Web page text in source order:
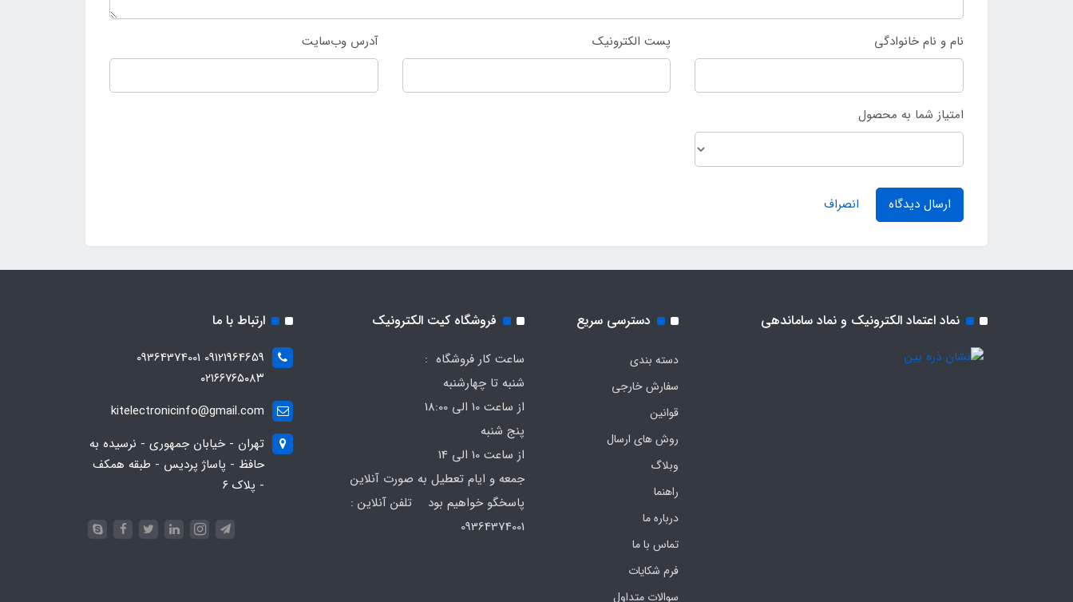
نام و نام خانوادگی پست الکترونیک آدرس وب‌سایت
امتیاز شما به محصول
ارسال دیدگاه انصراف
نماد اعتماد الکترونیک و نماد ساماندهی دسترسی سریع
دسته بندی
سفارش خارجی
قوانین
روش های ارسال
وبلاگ
راهنما
درباره ما
تماس با ما
فرم‌ شکایات
سوالات متداول
فروشگاه کیت الکترونیک
ساعت کار فروشگاه :
شنبه تا چهارشنبه
از ساعت 10 الی 18:00
پنج شنبه
از ساعت 10 الی 14
جمعه و ایام تعطیل به صورت آنلاین
پاسخگو خواهیم بود تلفن آنلاین :
ارتباط با ما
09121964659 09364374001
۰۲۱۶۶۷۶۵۰۸۳
kitelectronicinfo@gmail.com
تهران - خیابان جمهوری - نرسیده به
حافظ - پاساژ پردیس - طبقه همکف
- پلاک ۶